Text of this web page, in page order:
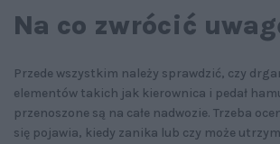
Na co zwrócić
Przede wszystkim należy sprawdzić, czy
elementów takich jak kierownica i pedał
przenoszone są na całe nadwozie. Trzeba
się pojawia, kiedy zanika lub czy może